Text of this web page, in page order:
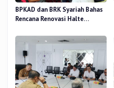
BPKAD dan BRK Syariah Bahas
Rencana Renovasi Halte